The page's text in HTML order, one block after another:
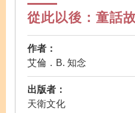
從此以後：童話
作者：
艾倫．B. 知念
出版者：
天衛文化